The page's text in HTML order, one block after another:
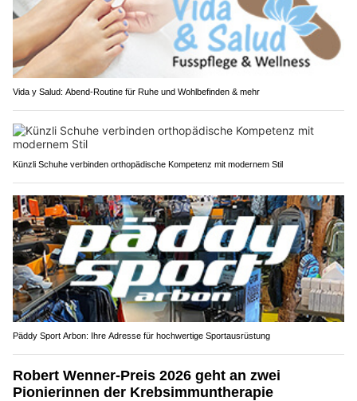
Vida y Salud: Abend-Routine für Ruhe und Wohlbefinden & mehr
Künzli Schuhe verbinden orthopädische Kompetenz mit modernem Stil
Päddy Sport Arbon: Ihre Adresse für hochwertige Sportausrüstung
Robert Wenner-Preis 2026 geht an zwei
Pionierinnen der Krebsimmuntherapie